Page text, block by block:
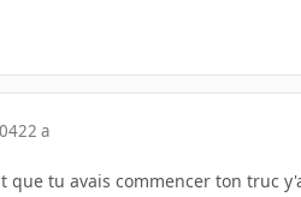
22 a
que tu avais commencer ton truc